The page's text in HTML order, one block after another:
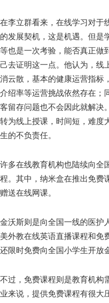
在李立群看来，在线学习对于
的发展契机，这是机遇。但是
等也是一次考验，能否真正做
己去证明这一点。他认为，线
消云散，基本的健康运营指标
介绍率等运营挑战依然存在；
客留存问题也不会因此就解决
转为线上授课，时间短，难度
生的不负责任。
许多在线教育机构也陆续向全
程。其中，纳米盒在推出免费
赠送在线网课。
金沃斯则是向全国一线的医护
美外教在线英语直播课程和免
还限时免费向全国小学生开放
不过，免费课程则是教育机构
业来说，提供免费课程有很大